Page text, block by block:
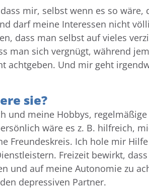
mir, selbst wenn es so wäre,
darf meine Interessen nicht
dass man selbst auf vieles
man sich vergnügt, während
achtgeben. Und mir geht
sie?
und meine Hobbys,
wäre es z. B. hilfreich,
Freundeskreis. Ich hole mir
Freizeit bewirkt, dass
und auf meine Autonomie zu
depressiven Partner.